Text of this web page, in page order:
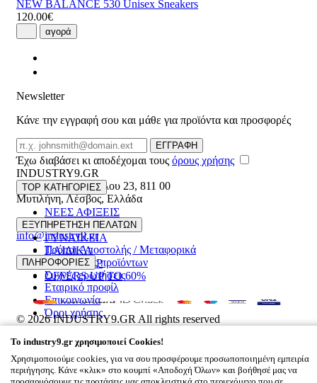
NEW BALANCE 530 Unisex Sneakers
120.00€
αγορά
Newsletter
Κάνε την εγγραφή σου και μάθε για προϊόντα και προσφορές
Email
ΕΓΓΡΑΦΗ
Έχω διαβάσει κι αποδέχομαι τους όρους χρήσης
INDUSTRY9.GR
Ελευθέριου Βενιζέλου 23, 811 00
Μυτιλήνη,Λέσβος,Ελλάδα
22510 55629
info@industry9.gr
TOP ΚΑΤΗΓΟΡΙΕΣ
ΝΕΕΣ ΑΦΙΞΕΙΣ
ΑΝΔΡΙΚΑ
ΓΥΝΑΙΚΕΙΑ
ΠΑΙΔΙΚΑ
ΑΞΕΣΟΥΑΡ
OFFERS UP TO 60%
ΕΞΥΠΗΡΕΤΗΣΗ ΠΕΛΑΤΩΝ
Τρόποι Αποστολής / Μεταφορικά
Επιστροφές προϊόντων
Συχνές ερωτήσεις
ΠΛΗΡΟΦΟΡΙΕΣ
Εταιρικό προφίλ
Επικοινωνία
Όροι χρήσης
© 2026INDUSTRY9.GR All rights reserved
× Το Καλάθι Σου
0
Βάλε κάτι στο καλάθι σου
To industry9.gr χρησιμοποιεί Cookies!
Χρησιμοποιούμε cookies, για να σου προσφέρουμε προσωποποιημένη εμπειρία
περιήγησης. Κάνε «κλικ» στο κουμπί «Αποδοχή Όλων» και βοήθησέ μας να